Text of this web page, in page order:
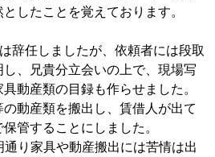
したことを覚えております。
任しましたが、依頼者には段取
し、兄貴分立会いの上で、現場写
動産類の目録も作らせました。
動産類を搬出し、賃借人が出て
管することにしました。
通り家具や動産搬出には苦情は出